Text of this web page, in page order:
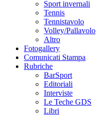
Sport invernali
Tennis
Tennistavolo
Volley/Pallavolo
Altro
Fotogallery
Comunicati Stampa
Rubriche
BarSport
Editoriali
Interviste
Le Teche GDS
Libri